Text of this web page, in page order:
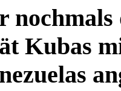
Kubas